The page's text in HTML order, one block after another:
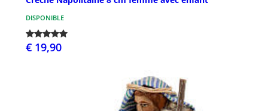
DISPONIBLE
€ 19,90